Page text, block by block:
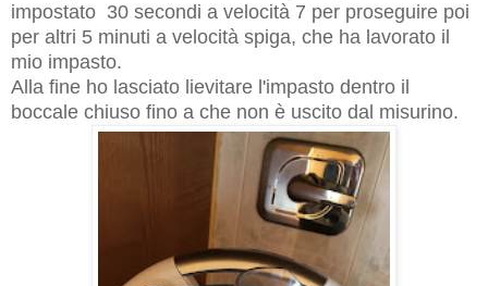
impostato 30 secondi a velocità 7 per proseguire poi
per altri 5 minuti a velocità spiga, che ha lavorato il
mio impasto.
Alla fine ho lasciato lievitare l'impasto dentro il
boccale chiuso fino a che non è uscito dal misurino.